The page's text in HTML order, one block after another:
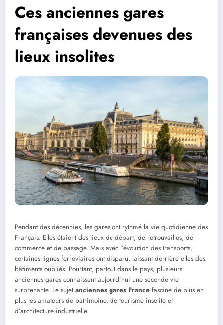
Ces anciennes gares
françaises devenues des
lieux insolites
Pendant des décennies, les gares ont rythmé la vie quotidienne des
Français. Elles étaient des lieux de départ, de retrouvailles, de
commerce et de passage. Mais avec l’évolution des transports,
certaines lignes ferroviaires ont disparu, laissant derrière elles des
bâtiments oubliés. Pourtant, partout dans le pays, plusieurs
anciennes gares connaissent aujourd’hui une seconde vie
surprenante. Le sujetanciennes gares France fascine de plus en
plus les amateurs de patrimoine, de tourisme insolite et
d’architecture industrielle.